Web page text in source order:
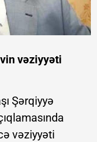
vəziyyəti
Şərqiyyə
vəziyyəti